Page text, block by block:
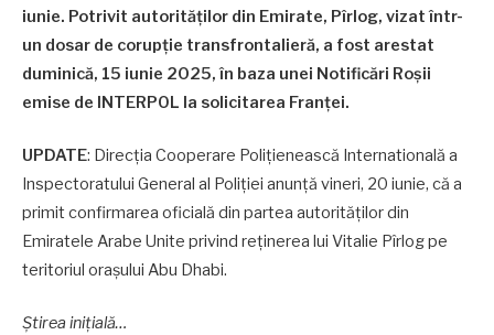
iunie. Potrivit autorităților din Emirate, Pîrlog, vizat într-
un dosar de corupție transfrontalieră, a fost arestat
duminică, 15 iunie 2025, în baza unei Notificări Roșii
emise de INTERPOL la solicitarea Franței.
UPDATE: Direcția Cooperare Polițienească Internatională a
Inspectoratului General al Poliției anunță vineri, 20 iunie, că a
primit confirmarea oficială din partea autorităților din
Emiratele Arabe Unite privind reținerea lui Vitalie Pîrlog pe
teritoriul orașului Abu Dhabi.
Știrea inițială…